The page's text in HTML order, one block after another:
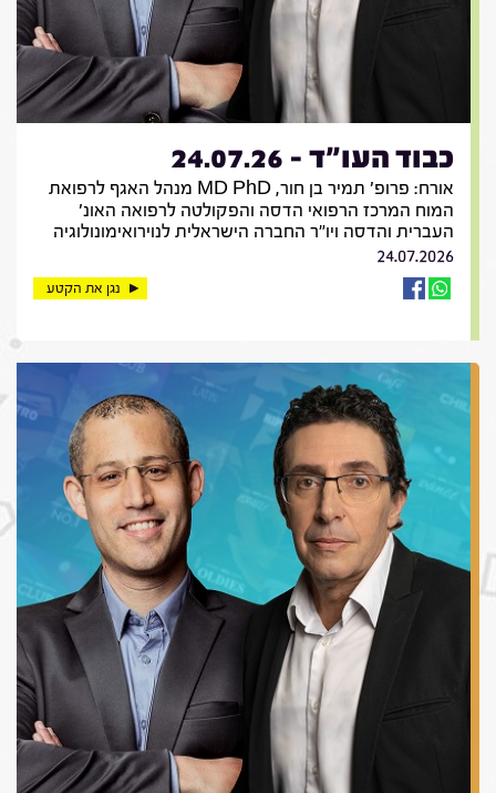
כבוד העו"ד - 24.07.26
אורח: פרופ' תמיר בן חור, MD PhD מנהל האגף לרפואת
המוח המרכז הרפואי הדסה והפקולטה לרפואה האונ'
העברית והדסה ויו"ר החברה הישראלית לנוירואימונולוגיה
24.07.2026
נגן את הקטע